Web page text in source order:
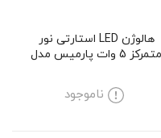
هالوژن LED استارتی نور
متمرکز 5 وات پارمیس مدل
ناموجود